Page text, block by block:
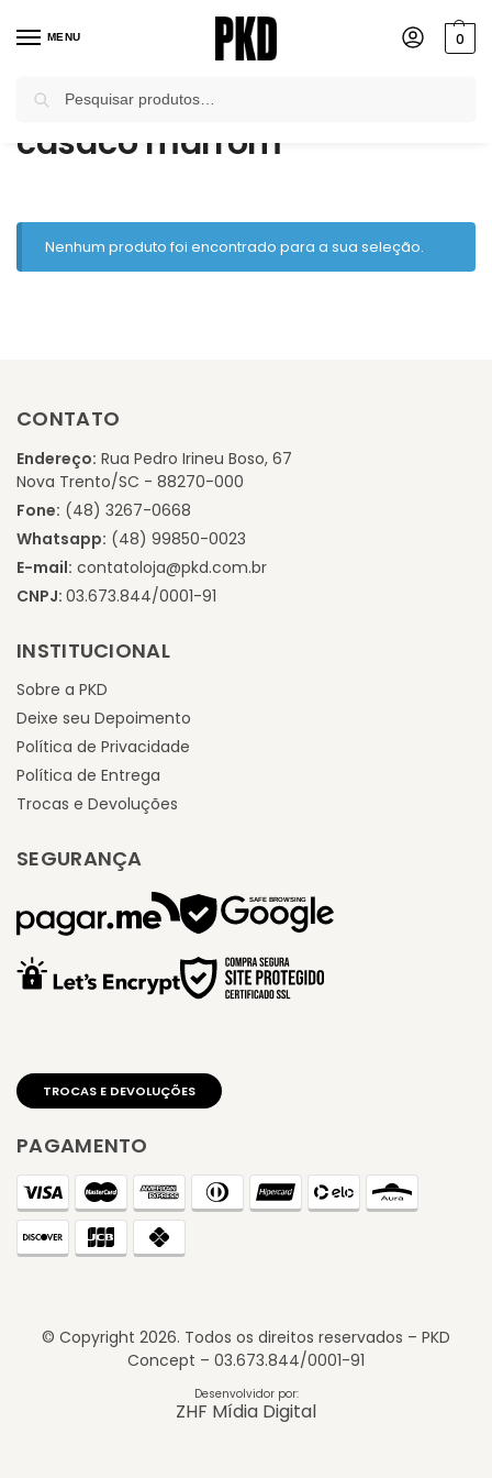
MENU 0
Início / Produtos marcados com a tag “casaco marrom”
casaco marrom
Nenhum produto foi encontrado para a sua seleção.
CONTATO
Endereço: Rua Pedro Irineu Boso, 67
Nova Trento/SC - 88270-000
Fone: (48) 3267-0668
Whatsapp: (48) 99850-0023
E-mail: contatoloja@pkd.com.br
CNPJ: 03.673.844/0001-91
INSTITUCIONAL
Sobre a PKD
Deixe seu Depoimento
Política de Privacidade
Política de Entrega
Trocas e Devoluções
SEGURANÇA
TROCAS E DEVOLUÇÕES
PAGAMENTO
© Copyright 2026. Todos os direitos reservados – PKD
Concept – 03.673.844/0001-91
Desenvolvidor por:
ZHF Mídia Digital